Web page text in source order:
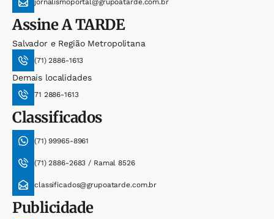
AssineA TARDE
Salvador e Região Metropolitana
(71) 2886-1613
Demais localidades
71 2886-1613
Classificados
(71) 99965-8961
(71) 2886-2683 / Ramal 8526
classificados@grupoatarde.com.br
Publicidade